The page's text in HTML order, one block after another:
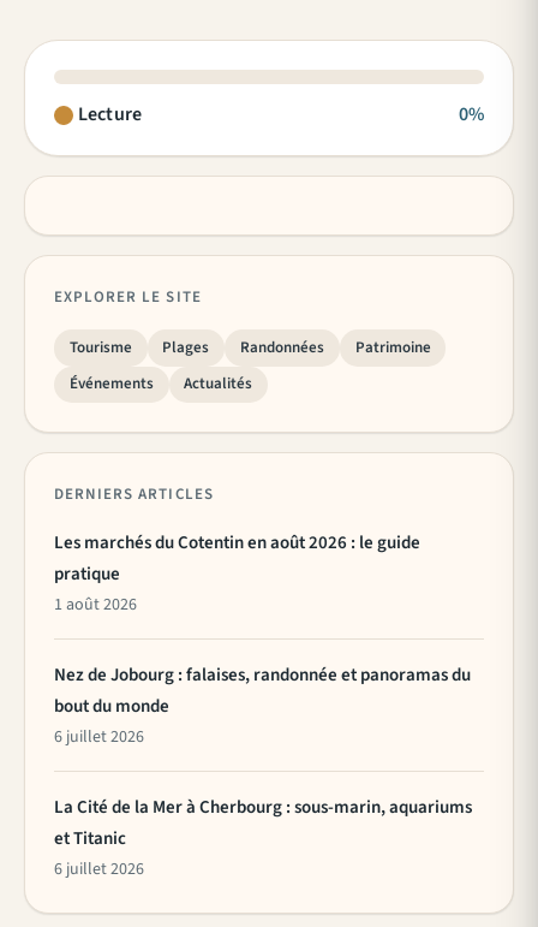
Lecture 0%
EXPLORER LE SITE
Tourisme Plages Randonnées
Patrimoine
Événements
Actualités
DERNIERS ARTICLES
Les marchés du Cotentin en août 2026 : le guide
pratique
1 août 2026
Nez de Jobourg : falaises, randonnée et panoramas du
bout du monde
6 juillet 2026
La Cité de la Mer à Cherbourg : sous-marin, aquariums
et Titanic
6 juillet 2026